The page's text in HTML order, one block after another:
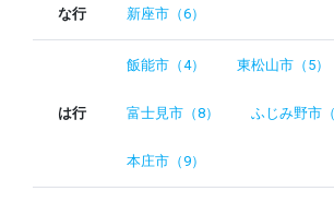
な行 新座市（6）
は行
飯能市（4） 東松山市（5）
富士見市（8） ふじみ野市（
本庄市（9）